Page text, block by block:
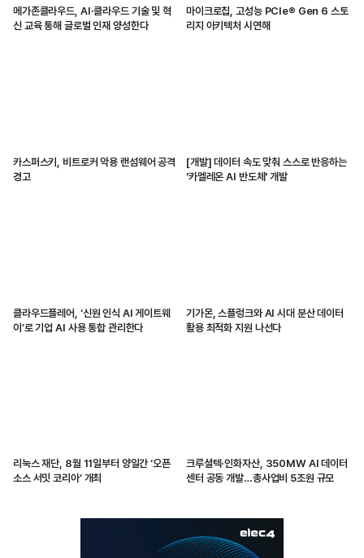
메가존클라우드, AI·클라우드 기술 및 혁
신 교육 통해 글로벌 인재 양성한다
마이크로칩, 고성능 PCIe® Gen 6 스토
리지 아키텍처 시연해
카스퍼스키, 비트로커 악용 랜섬웨어 공격
경고
[개발] 데이터 속도 맞춰 스스로 반응하는
'카멜레온 AI 반도체' 개발
클라우드플레어, ‘신원 인식 AI 게이트웨
이’로 기업 AI 사용 통합 관리한다
기가몬, 스플렁크와 AI 시대 분산 데이터
활용 최적화 지원 나선다
리눅스 재단, 8월 11일부터 양일간 ‘오픈
소스 서밋 코리아’ 개최
크루셜텍·인화자산, 350MW AI 데이터
센터 공동 개발…총사업비 5조원 규모